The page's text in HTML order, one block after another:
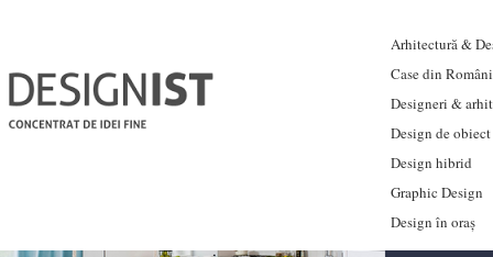
Arhitectură &
Case din
Designeri &
Design de obiect
Design hibrid
Graphic Design
Design în oraș